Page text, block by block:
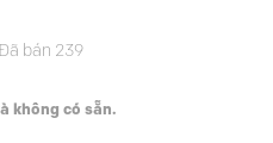
Đã bán 239
không có sẵn.